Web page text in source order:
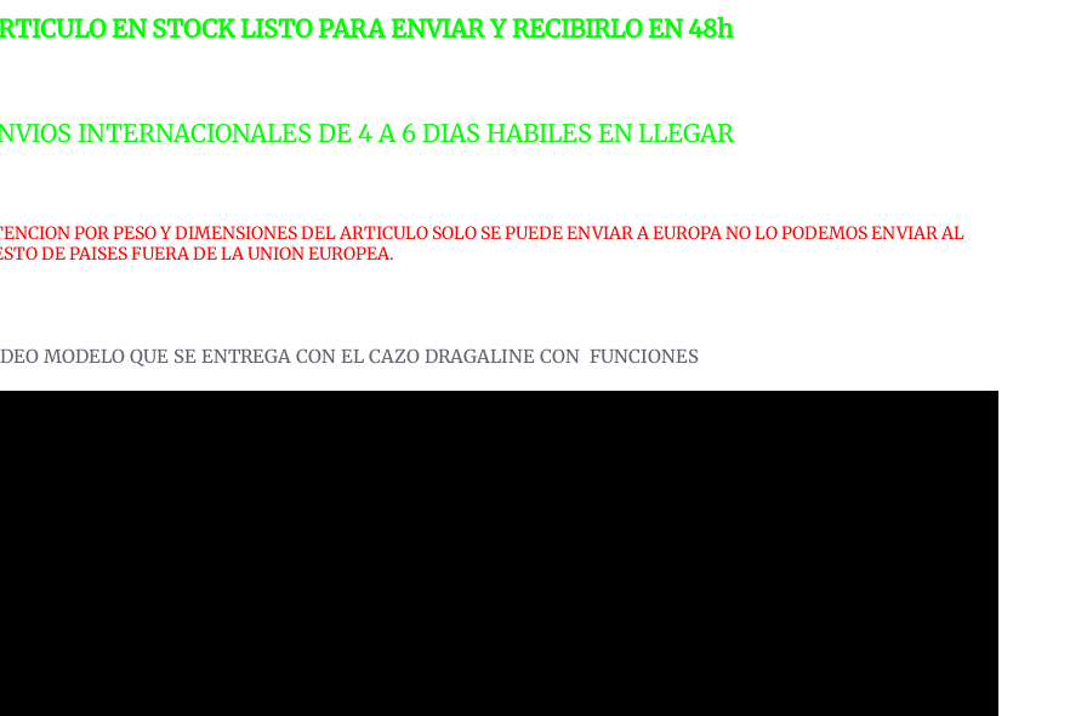
299240
EN STOCK LISTO PARA ENVIAR Y RECIBIRLO EN 48h
INTERNACIONALES DE 4 A 6 DIAS HABILES EN LLEGAR
POR PESO Y DIMENSIONES DEL ARTICULO SOLO SE PUEDE ENVIAR A EUROPA NO LO PODEMOS ENVIAR AL
DE PAISES FUERA DE LA UNION EUROPEA.
MODELO QUE SE ENTREGA CON EL CAZO DRAGALINE CON FUNCIONES